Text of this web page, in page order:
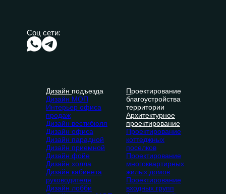
Соц сети:
Дизайн подъезда
Дизайн МОП
Интерьер офиса
продаж
Дизайн вестибюля
Дизайн офиса
Дизайн парадной
Дизайн приемной
Дизайн фойе
Дизайн холла
Дизайн кабинета
руководителя
Дизайн лобби
Проектирование
благоустройства
территории
Архитектурное
проектирование
Проектирование
коттеджных
поселков
Проектирование
многоквартирных
жилых домов
Проектирование
входных групп